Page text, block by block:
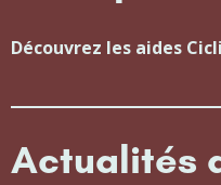
Découvrez les aides
Actualités